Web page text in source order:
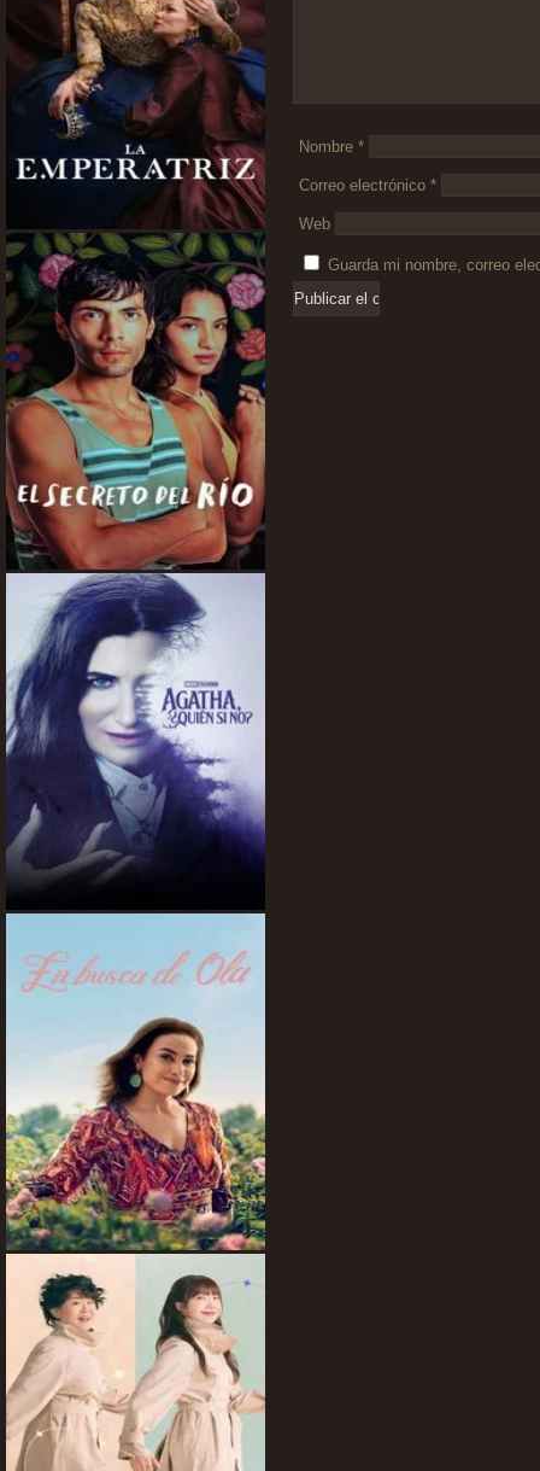
Nombre *
Correo electrónico *
Web
Guarda mi nombre, correo